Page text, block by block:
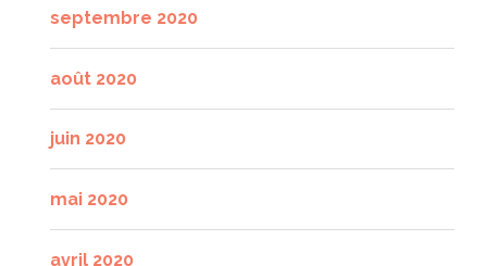
septembre 2020
août 2020
juin 2020
mai 2020
avril 2020